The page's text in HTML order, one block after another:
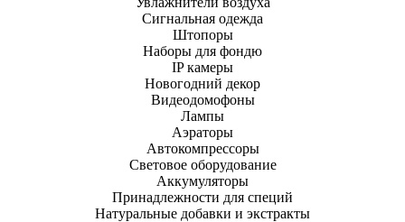
Сигнальная одежда
Штопоры
Наборы для фондю
IP камеры
Новогодний декор
Видеодомофоны
Лампы
Аэраторы
Автокомпрессоры
Световое оборудование
Аккумуляторы
Принадлежности для специй
Натуральные добавки и экстракты